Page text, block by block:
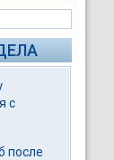
с
после